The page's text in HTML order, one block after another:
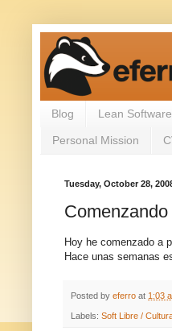
Blog Lean
Personal Mission
Tuesday, October 28,
Hoy he comenzado a
Hace unas semanas
Posted by eferro at 1:03
Labels: Soft Libre /